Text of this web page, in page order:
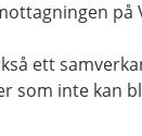
på
ett
som inte kan